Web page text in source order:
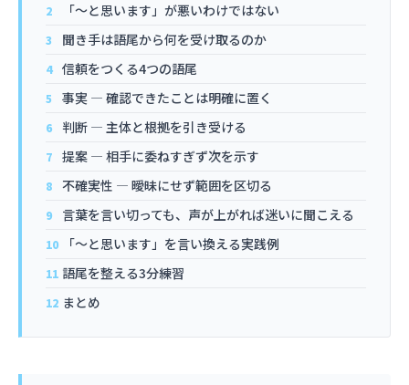
「〜と思います」が悪いわけではない
聞き手は語尾から何を受け取るのか
信頼をつくる4つの語尾
事実 — 確認できたことは明確に置く
判断 — 主体と根拠を引き受ける
提案 — 相手に委ねすぎず次を示す
不確実性 — 曖昧にせず範囲を区切る
言葉を言い切っても、声が上がれば迷いに聞こえる
「〜と思います」を言い換える実践例
語尾を整える3分練習
まとめ